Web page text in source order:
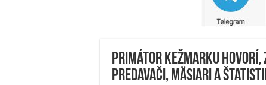
Primátor Kežmarku
predavači, mäsiari a